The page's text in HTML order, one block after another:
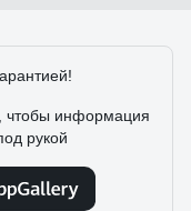
чтобы информация
рукой